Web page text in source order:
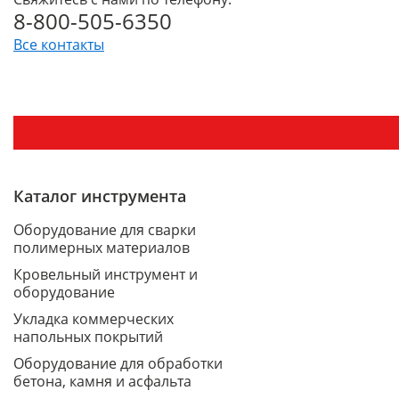
8-800-505-6350
Все контакты
Каталог инструмента
Оборудование для сварки
полимерных материалов
Кровельный инструмент и
оборудование
Укладка коммерческих
напольных покрытий
Оборудование для обработки
бетона, камня и асфальта